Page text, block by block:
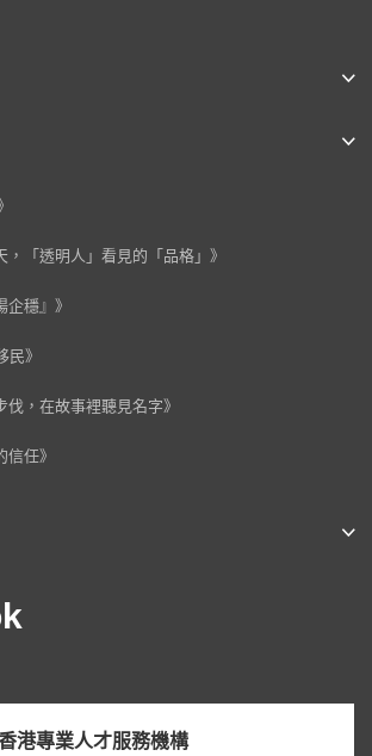
，「透明人」看見的「品格」》
企穩』》
民》
伐，在故事裡聽見名字》
信任》
港專業人才服務機構